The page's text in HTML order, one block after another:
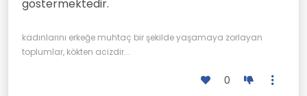
göstermektedir.
kadınlarını erkeğe muhtaç bir şekilde yaşamaya zorlayan
toplumlar, kökten acizdir...
0